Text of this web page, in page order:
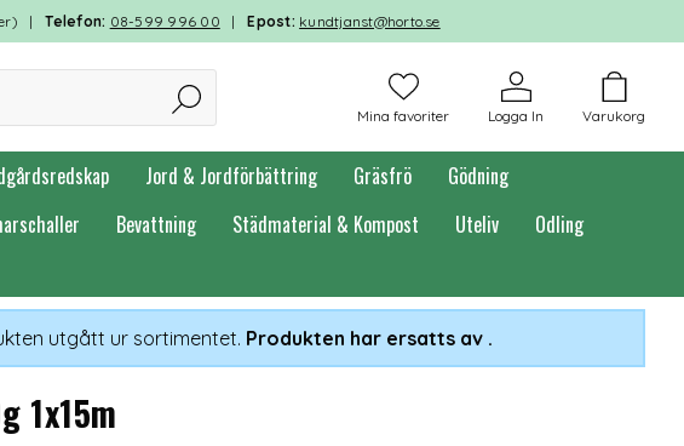
|Telefon: 08-599 996 00 |Epost: kundtjanst@horto.se
Varukorg
Logga In
Mina favoriter
Jord & Jordförbättring Gräsfrö
Gödning
Bevattning Städmaterial & Kompost Uteliv
Odling
utgått ur sortimentet. Produkten har ersatts av .
1x15m